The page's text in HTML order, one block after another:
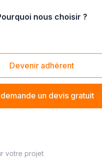
nous choisir ?
Devenir adhérent
un devis gratuit
votre projet